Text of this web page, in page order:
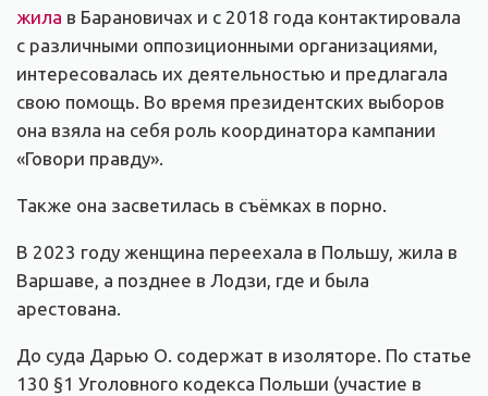
жила в Барановичах и с 2018 года контактировала
с различными оппозиционными организациями,
интересовалась их деятельностью и предлагала
свою помощь. Во время президентских выборов
она взяла на себя роль координатора кампании
«Говори правду».
Также она засветилась в съёмках в порно.
В 2023 году женщина переехала в Польшу, жила в
Варшаве, а позднее в Лодзи, где и была
арестована.
До суда Дарью О. содержат в изоляторе. По статье
130 §1 Уголовного кодекса Польши (участие в